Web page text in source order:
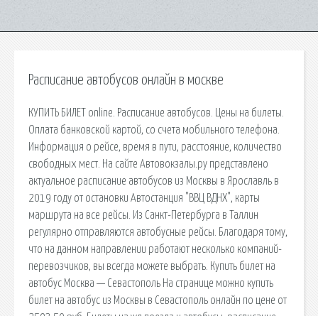
Расписание автобусов онлайн в москве
КУПИТЬ БИЛЕТ online. Расписание автобусов. Цены на билеты.
Оплата банковской картой, со счета мобильного телефона.
Информация о рейсе, время в пути, расстояние, количество
свободных мест. На сайте Автовокзалы.ру представлено
актуальное расписание автобусов из Москвы в Ярославль в
2019 году от остановки Автостанция "ВВЦ ВДНХ", карты
маршрута на все рейсы. Из Санкт-Петербурга в Таллин
регулярно отправляются автобусные рейсы. Благодаря тому,
что на данном направлении работают несколько компаний-
перевозчиков, вы всегда можете выбрать. Купить билет на
автобус Москва — Севастополь На странице можно купить
билет на автобус из Москвы в Севастополь онлайн по цене от